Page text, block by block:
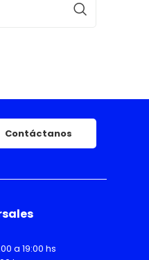
Contáctanos
a 19:00 hs